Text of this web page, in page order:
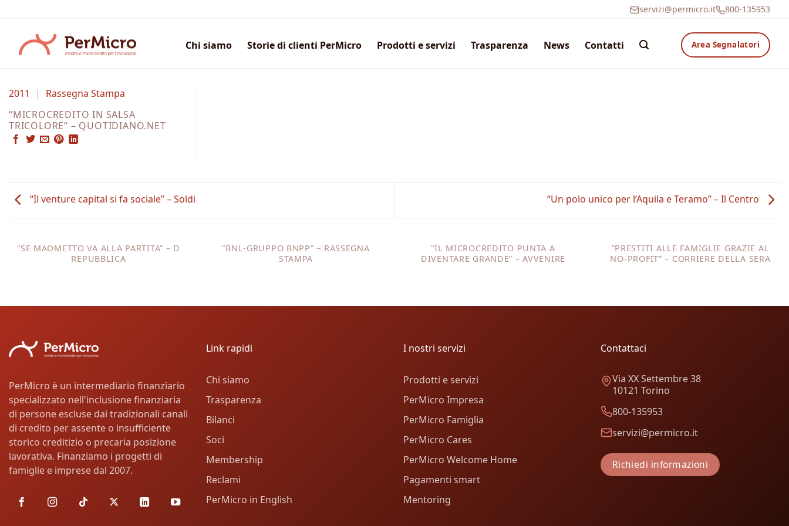
contenuti
servizi@permicro.it 800-135953
Chi siamo Storie di clienti PerMicro Prodotti e servizi Trasparenza News Contatti Area Segnalatori
2011 |
Rassegna Stampa
“MICROCREDITO IN SALSA
TRICOLORE” – QUOTIDIANO.NET
“Il venture capital si fa sociale” – Soldi “Un polo unico per l’Aquila e Teramo” – Il Centro
“SE MAOMETTO VA ALLA PARTITA” – D
REPUBBLICA
“BNL-GRUPPO BNPP” – RASSEGNA
STAMPA
“IL MICROCREDITO PUNTA A
DIVENTARE GRANDE” – AVVENIRE
“PRESTITI ALLE FAMIGLIE GRAZIE AL
NO-PROFIT” – CORRIERE DELLA SERA
PerMicro è un intermediario finanziario
specializzato nell'inclusione finanziaria
di persone escluse dai tradizionali canali
di credito per assente o insufficiente
storico creditizio o precaria posizione
lavorativa. Finanziamo i progetti di
famiglie e imprese dal 2007.
Link rapidi
Chi siamo
Trasparenza
Bilanci
Soci
Membership
Reclami
PerMicro in English
I nostri servizi
Prodotti e servizi
PerMicro Impresa
PerMicro Famiglia
PerMicro Cares
PerMicro Welcome Home
Pagamenti smart
Mentoring
Contattaci
Via XX Settembre 38
10121 Torino
800-135953
servizi@permicro.it
Richiedi informazioni